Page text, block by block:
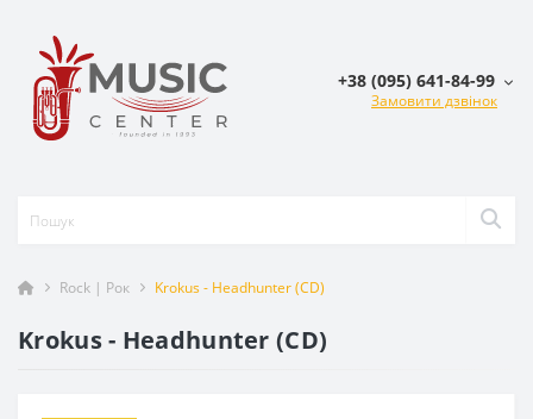
+38 (095) 641-84-99
Замовити дзвінок
Rock | Рок Krokus - Headhunter (CD)
Krokus - Headhunter (CD)